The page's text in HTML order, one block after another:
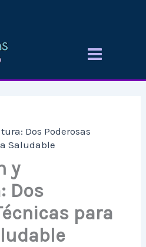
Dos Poderosas
Saludable
y
Dos
para